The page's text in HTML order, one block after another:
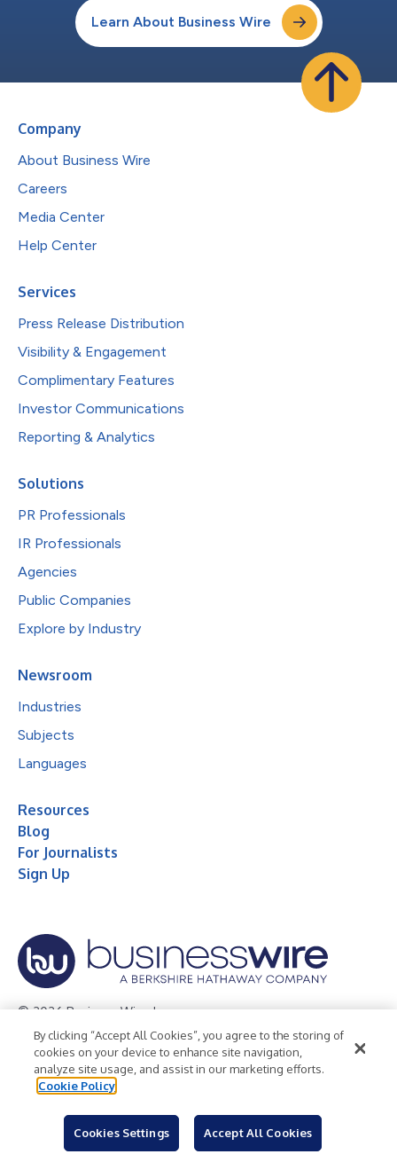
Learn About Business Wire
Company
About Business Wire
Careers
Media Center
Help Center
Services
Press Release Distribution
Visibility & Engagement
Complimentary Features
Investor Communications
Reporting & Analytics
Solutions
PR Professionals
IR Professionals
Agencies
Public Companies
Explore by Industry
Newsroom
Industries
Subjects
Languages
Resources
Blog
For Journalists
Sign Up
© 2026 Business Wire, Inc.
Privacy Policy Cookie Policy
Accessibility Statement
Terms of Use
Legal
By clicking “Accept All Cookies”, you agree to the storing of
cookies on your device to enhance site navigation,
analyze site usage, and assist in our marketing efforts.
Cookie Policy
Cookies Settings Accept All Cookies